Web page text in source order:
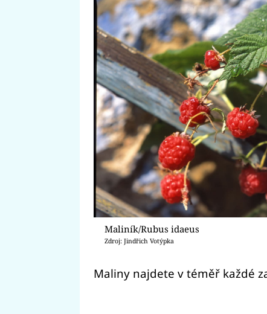
Maliník/Rubus idaeus
Zdroj: Jindřich Votýpka
Maliny najdete v téměř každé